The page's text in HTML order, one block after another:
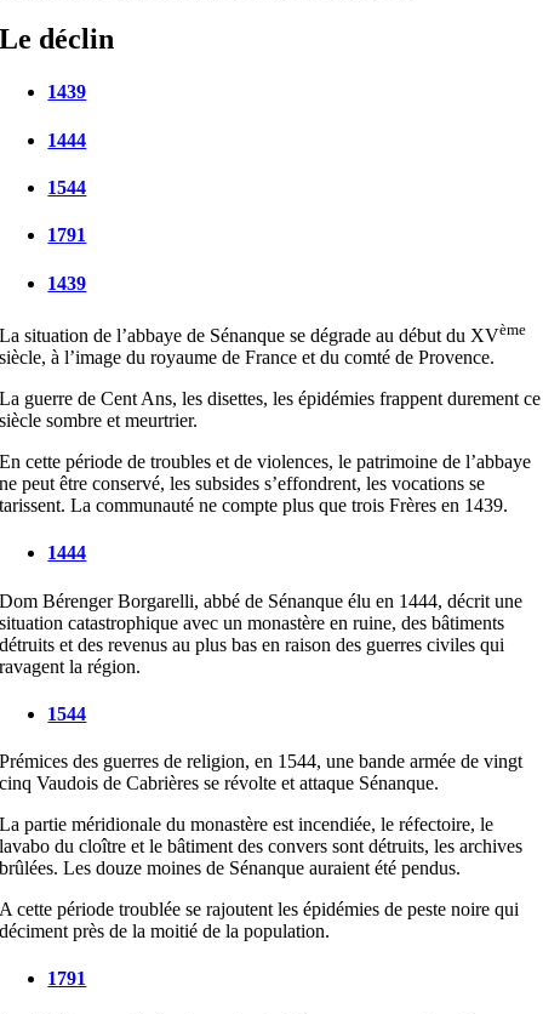
Le déclin
1439
1444
1544
1791
1439
La situation de l’abbaye de Sénanque se dégrade au début du XVème
siècle, à l’image du royaume de France et du comté de Provence.
La guerre de Cent Ans, les disettes, les épidémies frappent durement ce
siècle sombre et meurtrier.
En cette période de troubles et de violences, le patrimoine de l’abbaye
ne peut être conservé, les subsides s’effondrent, les vocations se
tarissent. La communauté ne compte plus que trois Frères en 1439.
1444
Dom Bérenger Borgarelli, abbé de Sénanque élu en 1444, décrit une
situation catastrophique avec un monastère en ruine, des bâtiments
détruits et des revenus au plus bas en raison des guerres civiles qui
ravagent la région.
1544
Prémices des guerres de religion, en 1544, une bande armée de vingt
cinq Vaudois de Cabrières se révolte et attaque Sénanque.
La partie méridionale du monastère est incendiée, le réfectoire, le
lavabo du cloître et le bâtiment des convers sont détruits, les archives
brûlées. Les douze moines de Sénanque auraient été pendus.
A cette période troublée se rajoutent les épidémies de peste noire qui
déciment près de la moitié de la population.
1791